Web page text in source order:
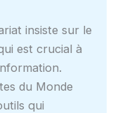
insiste sur le
est crucial à
du Monde
qui